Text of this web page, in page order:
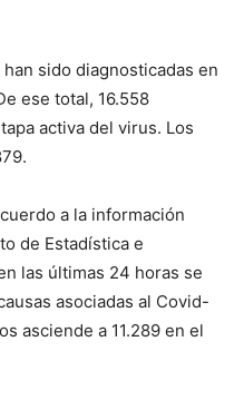
sido diagnosticadas en
ese total, 16.558
activa del virus. Los
a la información
de Estadística e
las últimas 24 horas se
asociadas al Covid-
asciende a 11.289 en el